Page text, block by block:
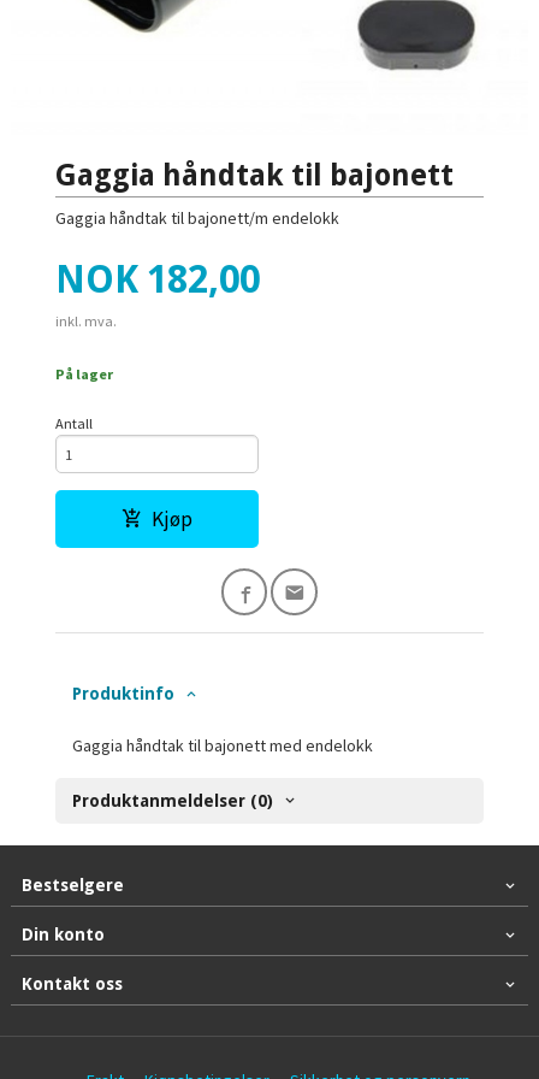
Gaggia håndtak til bajonett
Gaggia håndtak til bajonett/m endelokk
Pris
NOK 182,00
inkl. mva.
På lager
Antall
Kjøp
Produktinfo
Gaggia håndtak til bajonett med endelokk
Produktanmeldelser (0)
Bestselgere
Din konto
Kontakt oss